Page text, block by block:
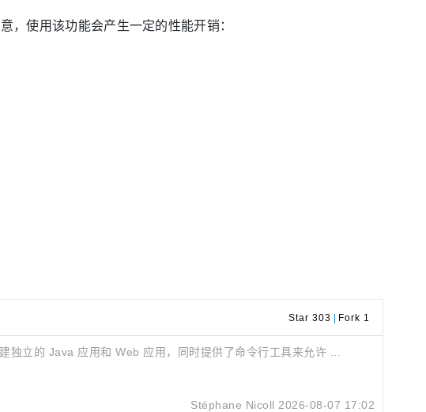
，使用该功能会产生一定的性能开销：
Star 303 Fork 1
立的 Java 应用和 Web 应用，同时提供了命令行工具来允许 ...
Stéphane Nicoll 2026-08-07 17:02